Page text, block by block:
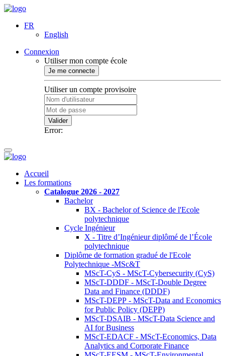
FR
English
Connexion
Utiliser mon compte école
Je me connecte
Utiliser un compte provisoire
Valider
Error:
Accueil
Les formations
Catalogue 2026 - 2027
Bachelor
BX - Bachelor of Science de l'Ecole
polytechnique
Cycle Ingénieur
X - Titre d’Ingénieur diplômé de l’École
polytechnique
Diplôme de formation gradué de l'Ecole
Polytechnique -MSc&T
MScT-CyS - MScT-Cybersecurity (CyS)
MScT-DDDF - MScT-Double Degree
Data and Finance (DDDF)
MScT-DEPP - MScT-Data and Economics
for Public Policy (DEPP)
MScT-DSAIB - MScT-Data Science and
AI for Business
MScT-EDACF - MScT-Economics, Data
Analytics and Corporate Finance